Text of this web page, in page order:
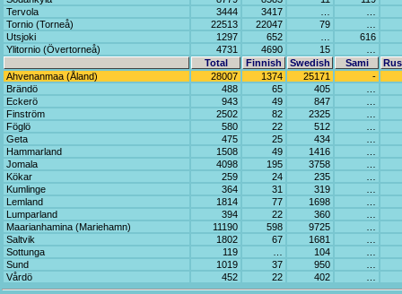
Tervola
3444 3417
Tornio (Torneå)
22513 22047 79
Utsjoki
1297 652
616
Ylitornio (Övertorneå)
4731 4690 15
Total
Finnish Swedish Sami
Ahvenanmaa (Åland)
28007 1374 25171
-
Brändö
488 65 405
Eckerö
943 49 847
Finström
2502 82 2325
Föglö
580 22 512
Geta
475 25 434
Hammarland
1508 49 1416
Jomala
4098 195 3758
Kökar
259 24 235
Kumlinge
364 31 319
Lemland
1814 77 1698
Lumparland
394 22 360
Maarianhamina (Mariehamn)
11190 598 9725
Saltvik
1802 67 1681
Sottunga
119 104
Sund
1019 37 950
Vårdö
452 22 402